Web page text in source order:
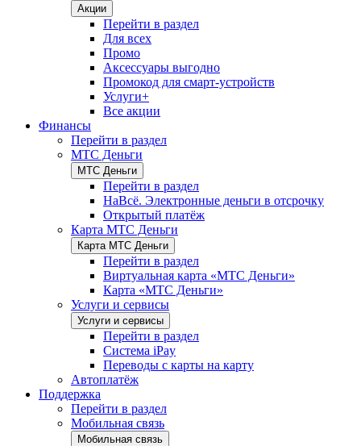
Акции
Перейти в раздел
Для всех
Промо
Аксессуары выгодно
Промокод для смарт-устройств
Услуги+
Все акции
Финансы
Перейти в раздел
МТС Деньги
МТС Деньги
Перейти в раздел
НаВсё. Электронные деньги в отсрочку
Открытый платёж
Карта МТС Деньги
Карта МТС Деньги
Перейти в раздел
Виртуальная карта «МТС Деньги»
Карта «МТС Деньги»
Услуги и сервисы
Услуги и сервисы
Перейти в раздел
Система iPay
Переводы с карты на карту
Автоплатёж
Поддержка
Перейти в раздел
Мобильная связь
Мобильная связь